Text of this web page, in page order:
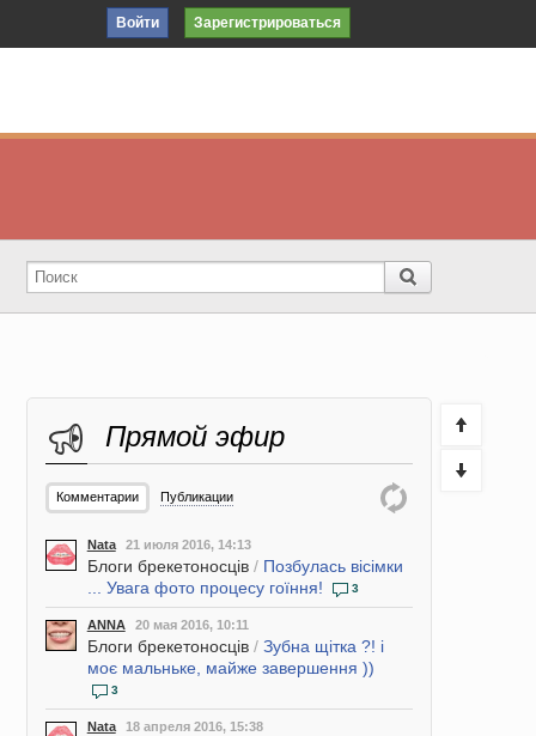
Войти Зарегистрироваться
Прямой эфир
Комментарии Публикации
Nata 21 июля 2016, 14:13
Блоги брекетоносців/ Позбулась вісімки
... Увага фото процесу гоїння!
3
ANNA 20 мая 2016, 10:11
Блоги брекетоносців/ Зубна щітка ?! і
моє мальньке, майже завершення ))
3
Nata 18 апреля 2016, 15:38